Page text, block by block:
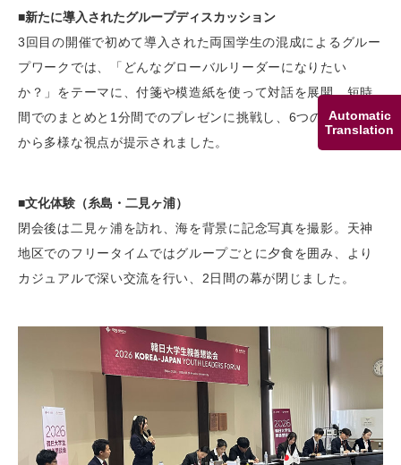
Automatic
Translation
■新たに導入されたグループディスカッション
3回目の開催で初めて導入された両国学生の混成によるグルー
プワークでは、「どんなグローバルリーダーになりたい
か？」をテーマに、付箋や模造紙を使って対話を展開。短時
間でのまとめと1分間でのプレゼンに挑戦し、6つのグループ
から多様な視点が提示されました。
■文化体験（糸島・二見ヶ浦）
閉会後は二見ヶ浦を訪れ、海を背景に記念写真を撮影。天神
地区でのフリータイムではグループごとに夕食を囲み、より
カジュアルで深い交流を行い、2日間の幕が閉じました。